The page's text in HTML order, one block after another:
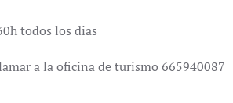
todos los dias
a la oficina de turismo 665940087